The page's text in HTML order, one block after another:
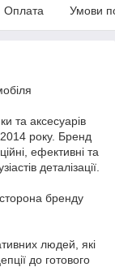
Оплата Умови
та аксесуарів
року. Бренд
ефективні та
деталізації.
сторона бренду
людей, які
до готового